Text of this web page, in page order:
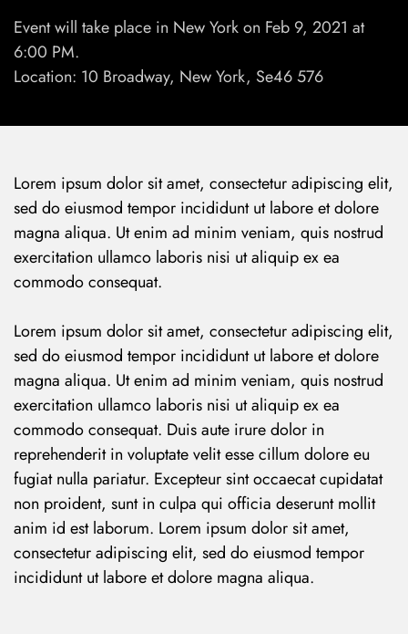
Event will take place in New York on Feb 9, 2021 at
6:00 PM.
Location: 10 Broadway, New York, Se46 576
Lorem ipsum dolor sit amet, consectetur adipiscing elit,
sed do eiusmod tempor incididunt ut labore et dolore
magna aliqua. Ut enim ad minim veniam, quis nostrud
exercitation ullamco laboris nisi ut aliquip ex ea
commodo consequat.
Lorem ipsum dolor sit amet, consectetur adipiscing elit,
sed do eiusmod tempor incididunt ut labore et dolore
magna aliqua. Ut enim ad minim veniam, quis nostrud
exercitation ullamco laboris nisi ut aliquip ex ea
commodo consequat. Duis aute irure dolor in
reprehenderit in voluptate velit esse cillum dolore eu
fugiat nulla pariatur. Excepteur sint occaecat cupidatat
non proident, sunt in culpa qui officia deserunt mollit
anim id est laborum. Lorem ipsum dolor sit amet,
consectetur adipiscing elit, sed do eiusmod tempor
incididunt ut labore et dolore magna aliqua.